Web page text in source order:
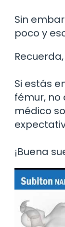
Sin
poco y
Si estás
fémur, no
médico
¡Buena